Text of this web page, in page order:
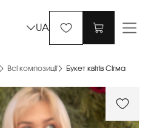
UA
Всі композиції Букет квітів Сігма